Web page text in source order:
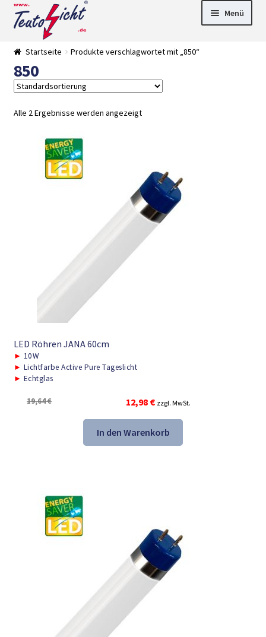
Zur
Navigation
springen
Springe
zum
Menü
►
Startseite Produkte verschlagwortet mit „850“
850
Alle 2 Ergebnisse werden angezeigt
LED Röhren JANA 60cm
► 10W
► Lichtfarbe Active Pure Tageslicht
► Echtglas
19,64€
Ursprünglicher
Preis
war:
19,64 €
12,98 €Aktueller
Preis
ist:
12,98 €.
zzgl. MwSt.
In den Warenkorb